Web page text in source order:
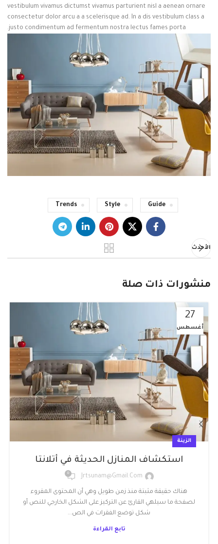
vestibulum vivamus dictumst vivamus parturient nisl a aenean ornare
consectetur dolor arcu a a scelerisque ad. In a dis vestibulum class a
justo condimentum ad fermentum nostra lectus fames porta.
Guide
Style
Trends
الأحدث
منشورات ذات صلة
27
أغسطس
الزينة
استكشاف المنازل الحديثة في أتلانتا
Jrtsunam@gmail.com
0
هناك حقيقة مثبتة منذ زمن طويل وهي أن المحتوى المقروء
لصفحة ما سيلهي القارئ عن التركيز على الشكل الخارجي للنص أو
شكل توضع الفقرات في الص...
تابع القراءة